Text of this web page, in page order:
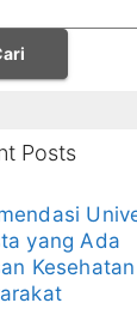
Posts
yang Ada
Kesehatan